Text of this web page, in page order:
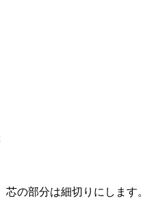
の部分は細切りにします。